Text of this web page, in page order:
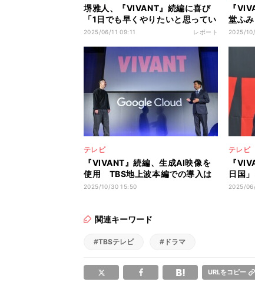
堺雅人、『VIVANT』続編に喜び
「1日でも早くやりたいと思ってい
た」 撮影が「待ち遠しい」
2025/06/11 09:11 レポート
『
堂ふ
ャス
2025/
テレビ
『VIVANT』続編、生成AI映像を
使用 TBS地上波本編での導入は
史上初
2025/10/30 15:50
テレビ
『
日国
監督
2025/
関連キーワード
#TBSテレビ #ドラマ
URLをコピー